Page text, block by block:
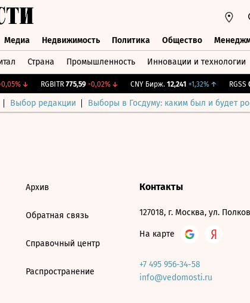
Медиа Недвижимость Политика Общество
Страна Промышленность Инновации и технологии
↓ RGBITR 775,59 -0,02%↓ CNY Бирж. 12,241 +1,32%↑ RGSS
Выбор редакции Выборы в Госдуму: каким был и будет
Архив
Обратная связь
Справочный центр
Распространение
Контакты
127018, г. Москва, ул.
На карте
+7 495 956-34-58
info@vedomosti.ru